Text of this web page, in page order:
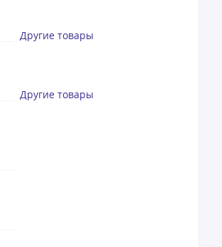
Другие товары
Другие товары